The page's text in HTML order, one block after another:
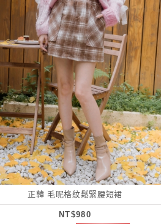
正韓 毛呢格紋鬆緊腰短裙
NT$980